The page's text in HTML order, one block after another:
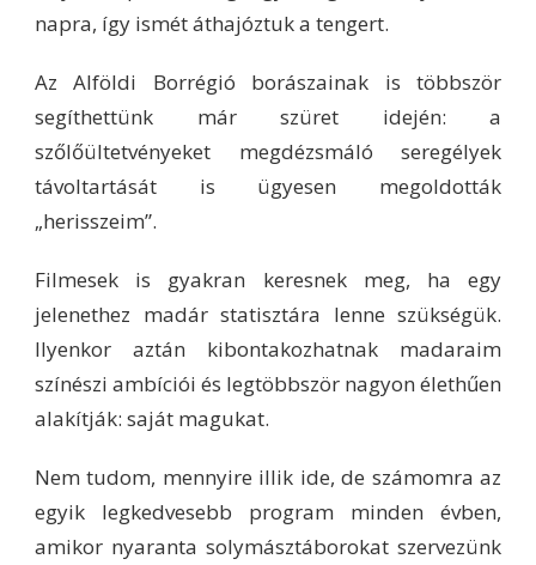
napra, így ismét áthajóztuk a tengert.
Az Alföldi Borrégió borászainak is többször
segíthettünk már szüret idején: a
szőlőültetvényeket megdézsmáló seregélyek
távoltartását is ügyesen megoldották
„herisszeim”.
Filmesek is gyakran keresnek meg, ha egy
jelenethez madár statisztára lenne szükségük.
Ilyenkor aztán kibontakozhatnak madaraim
színészi ambíciói és legtöbbször nagyon élethűen
alakítják: saját magukat.
Nem tudom, mennyire illik ide, de számomra az
egyik legkedvesebb program minden évben,
amikor nyaranta solymásztáborokat szervezünk